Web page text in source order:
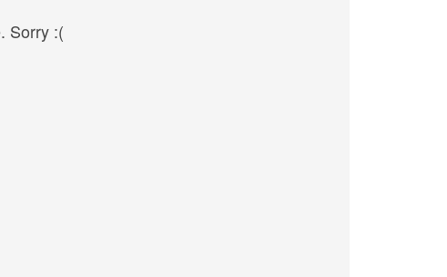
Sorry :(